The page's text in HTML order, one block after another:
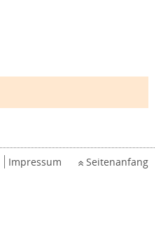
Impressum Seitenanfang